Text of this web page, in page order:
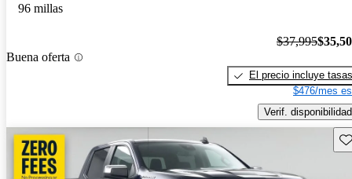
96 millas
Buena oferta
$37,995
El precio incluye tasas
$476/mes
Verif. disponibilidad